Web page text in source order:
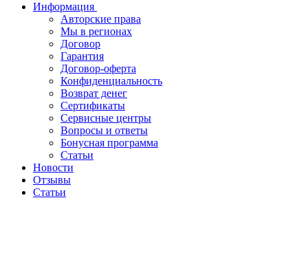
Информация
Авторские права
Мы в регионах
Договор
Гарантия
Договор-оферта
Конфиденциальность
Возврат денег
Сертификаты
Сервисные центры
Вопросы и ответы
Бонусная программа
Статьи
Новости
Отзывы
Статьи